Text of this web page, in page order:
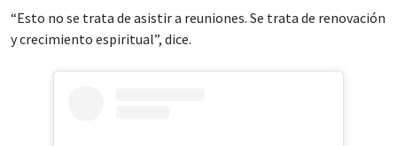
“Esto no se trata de asistir a reuniones. Se trata de renovación
y crecimiento espiritual”, dice.